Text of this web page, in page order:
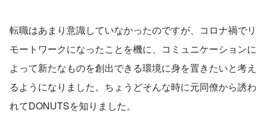
転職はあまり意識していなかったのですが、コロナ禍でリ
モートワークになったことを機に、コミュニケーションに
よって新たなものを創出できる環境に身を置きたいと考え
るようになりました。ちょうどそんな時に元同僚から誘わ
れてDONUTSを知りました。